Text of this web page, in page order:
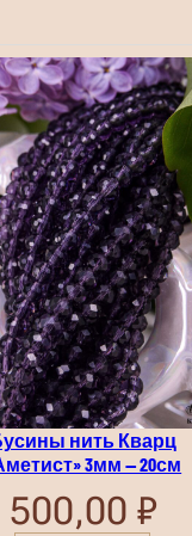
нить Кварц
3мм — 20см
500,00 ₽